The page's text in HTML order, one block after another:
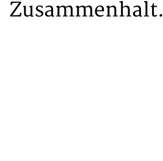
Zusammenhalt.